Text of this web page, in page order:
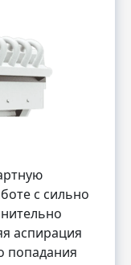
с сильно
аспирация
попадания